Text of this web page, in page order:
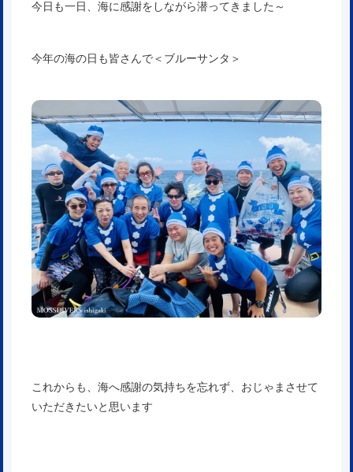
今日も一日、海に感謝をしながら潜ってきました～
今年の海の日も皆さんで＜ブルーサンタ＞
これからも、海へ感謝の気持ちを忘れず、おじゃまさせて
いただきたいと思います